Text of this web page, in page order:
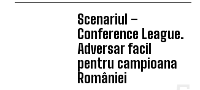
Scenariul –
Conference League.
Adversar facil
pentru campioana
României